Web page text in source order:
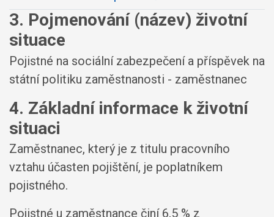
3. Pojmenování (název) životní
situace
Pojistné na sociální zabezpečení a příspěvek na
státní politiku zaměstnanosti - zaměstnanec
4. Základní informace k životní
situaci
Zaměstnanec, který je z titulu pracovního
vztahu účasten pojištění, je poplatníkem
pojistného.
Pojistné u zaměstnance činí 6,5 % z